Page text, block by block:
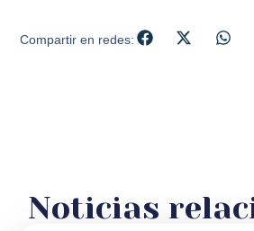
Compartir en redes:
Noticias